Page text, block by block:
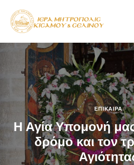
ΕΠΊΚΑΙΡΑ
Η Αγία Υπομονή μας
δρόμο και τον